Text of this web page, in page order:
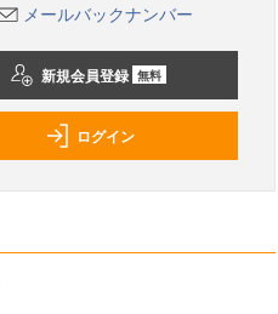
メールバックナンバー
新規会員登録 無料
ログイン